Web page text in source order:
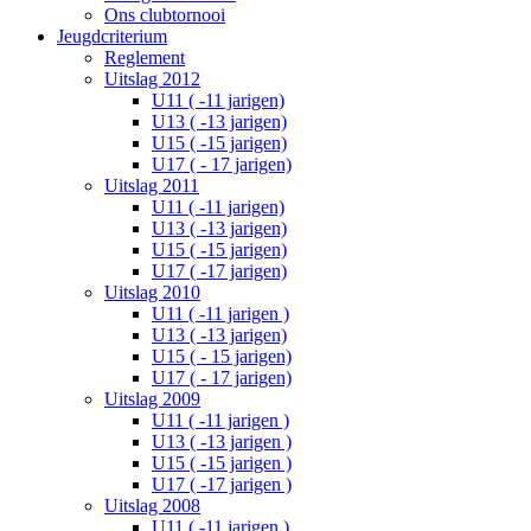
Ons clubtornooi
Jeugdcriterium
Reglement
Uitslag 2012
U11 ( -11 jarigen)
U13 ( -13 jarigen)
U15 ( -15 jarigen)
U17 ( - 17 jarigen)
Uitslag 2011
U11 ( -11 jarigen)
U13 ( -13 jarigen)
U15 ( -15 jarigen)
U17 ( -17 jarigen)
Uitslag 2010
U11 ( -11 jarigen )
U13 ( -13 jarigen)
U15 ( - 15 jarigen)
U17 ( - 17 jarigen)
Uitslag 2009
U11 ( -11 jarigen )
U13 ( -13 jarigen )
U15 ( -15 jarigen )
U17 ( -17 jarigen )
Uitslag 2008
U11 ( -11 jarigen )